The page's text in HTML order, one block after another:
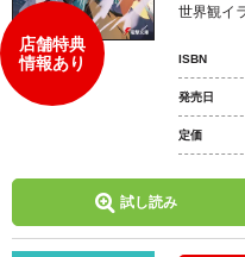
店舗特典
情報あり
世界観イ
ISBN
発売日
定価
試し読み